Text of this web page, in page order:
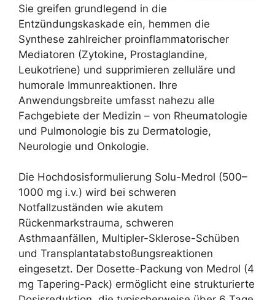
Sie greifen grundlegend in die
Entzündungskaskade ein, hemmen die
Synthese zahlreicher proinflammatorischer
Mediatoren (Zytokine, Prostaglandine,
Leukotriene) und supprimieren zelluläre und
humorale Immunreaktionen. Ihre
Anwendungsbreite umfasst nahezu alle
Fachgebiete der Medizin – von Rheumatologie
und Pulmonologie bis zu Dermatologie,
Neurologie und Onkologie.
Die Hochdosisformulierung Solu-Medrol (500–
1000 mg i.v.) wird bei schweren
Notfallzuständen wie akutem
Rückenmarkstrauma, schweren
Asthmaanfällen, Multipler-Sklerose-Schüben
und Transplantatabstoßungsreaktionen
eingesetzt. Der Dosette-Packung von Medrol (4
mg Tapering-Pack) ermöglicht eine strukturierte